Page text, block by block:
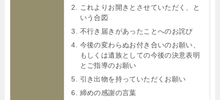
これよりお開きとさせていただく、と
いう合図
不行き届きがあったことへのお詫び
今後の変わらぬお付き合いのお願い、
もしくは遺族としての今後の決意表明
とご指導のお願い
引き出物を持っていただくお願い
締めの感謝の言葉